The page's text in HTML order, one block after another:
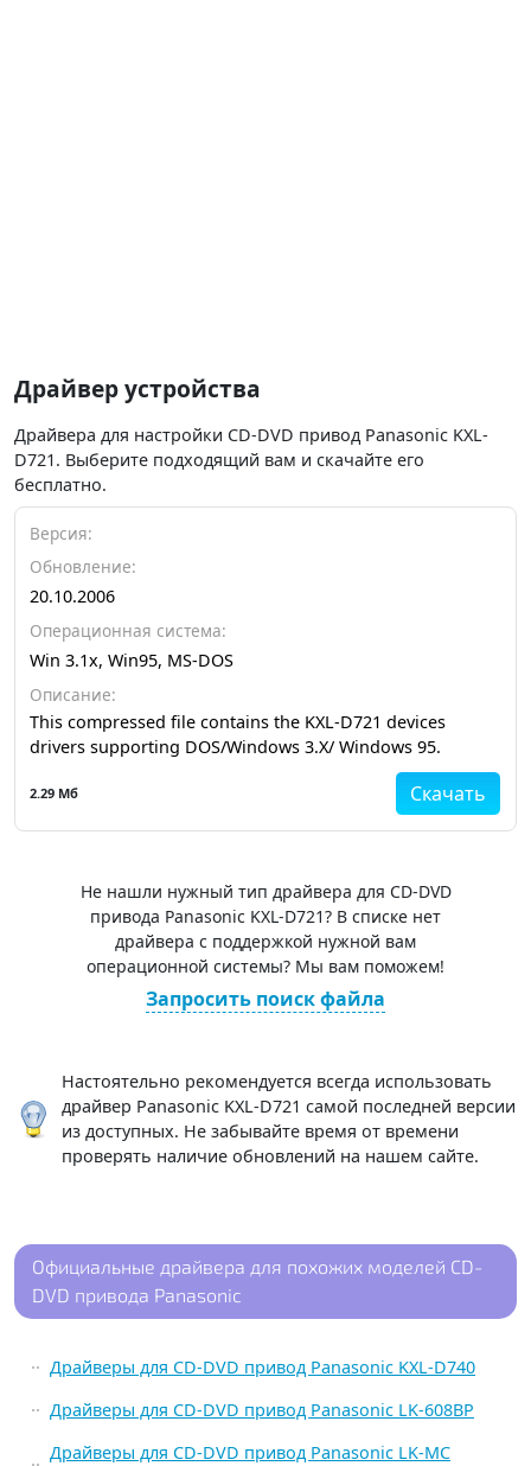
Драйвер устройства
Драйвера для настройки CD-DVD привод Panasonic KXL-
D721. Выберите подходящий вам и скачайте его
бесплатно.
Версия:
Обновление:
20.10.2006
Операционная система:
Win 3.1x, Win95, MS-DOS
Описание:
This compressed file contains the KXL-D721 devices
drivers supporting DOS/Windows 3.X/ Windows 95.
Скачать
2.29 Мб
Не нашли нужный тип драйвера для CD-DVD
привода Panasonic KXL-D721? В списке нет
драйвера с поддержкой нужной вам
операционной системы? Мы вам поможем!
Запросить поиск файла
Настоятельно рекомендуется всегда использовать
драйвер Panasonic KXL-D721 самой последней версии
из доступных. Не забывайте время от времени
проверять наличие обновлений на нашем сайте.
Официальные драйвера для похожих моделей CD-
DVD привода Panasonic
Драйверы для CD-DVD привод Panasonic KXL-D740
Драйверы для CD-DVD привод Panasonic LK-608BP
Драйверы для CD-DVD привод Panasonic LK-MC